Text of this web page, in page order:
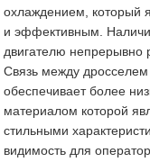
охлаждением, который
и эффективным.
двигателю непрерывно
Связь между
обеспечивает более
материалом которой
стильными
видимость для